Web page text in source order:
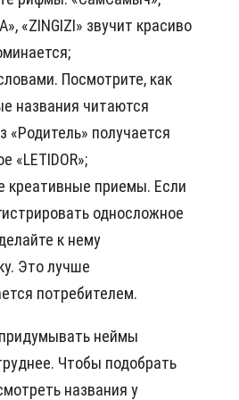
«ZINGIZI» звучит красиво
Посмотрите, как
названия читаются
«Родитель» получается
«LETIDOR»;
креативные приемы. Если
односложное
к нему
Это лучше
потребителем.
неймы
Чтобы подобрать
названия у